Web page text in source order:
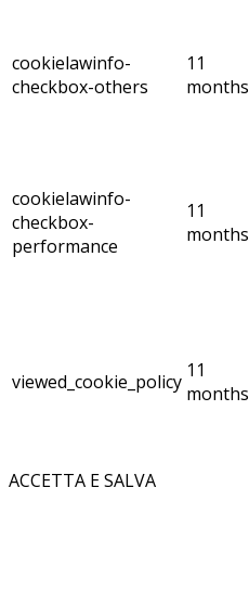
cookielawinfo-
checkbox-others
11
months
cookielawinfo-
checkbox-
performance
11
months
viewed_cookie_policy 11
months
ACCETTA E SALVA